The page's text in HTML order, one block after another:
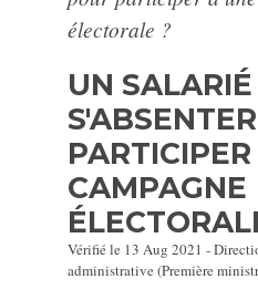
électorale ?
UN
CAMPAGNE
Vérifié le 13 Aug 2021 -
administrative (Première